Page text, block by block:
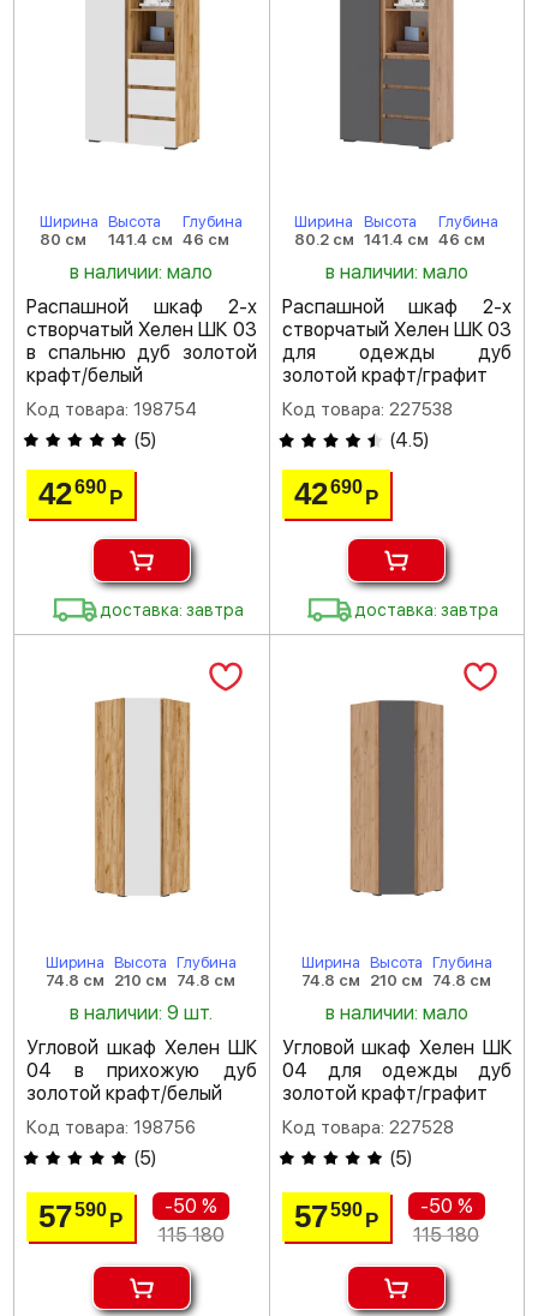
Ширина
80 см
Высота
141.4 см
Глубина
46 см
в наличии: мало
Распашной шкаф 2-х
створчатый Хелен ШК 03
в спальню дуб золотой
крафт/белый
Код товара: 198754
(5)
42690Р
доставка: завтра
Ширина
80.2 см
Высота
141.4 см
Глубина
46 см
в наличии: мало
Распашной шкаф 2-х
створчатый Хелен ШК 03
для одежды дуб
золотой крафт/графит
Код товара: 227538
(4.5)
42690 Р
доставка: завтра
Ширина
74.8 см
Высота
210 см
Глубина
74.8 см
в наличии: 9 шт.
Угловой шкаф Хелен ШК
04 в прихожую дуб
золотой крафт/белый
Код товара: 198756
(5)
57590Р
-50 %
115 180
Ширина
74.8 см
Высота
210 см
Глубина
74.8 см
в наличии: мало
Угловой шкаф Хелен ШК
04 для одежды дуб
золотой крафт/графит
Код товара: 227528
(5)
57590 Р
-50 %
115 180